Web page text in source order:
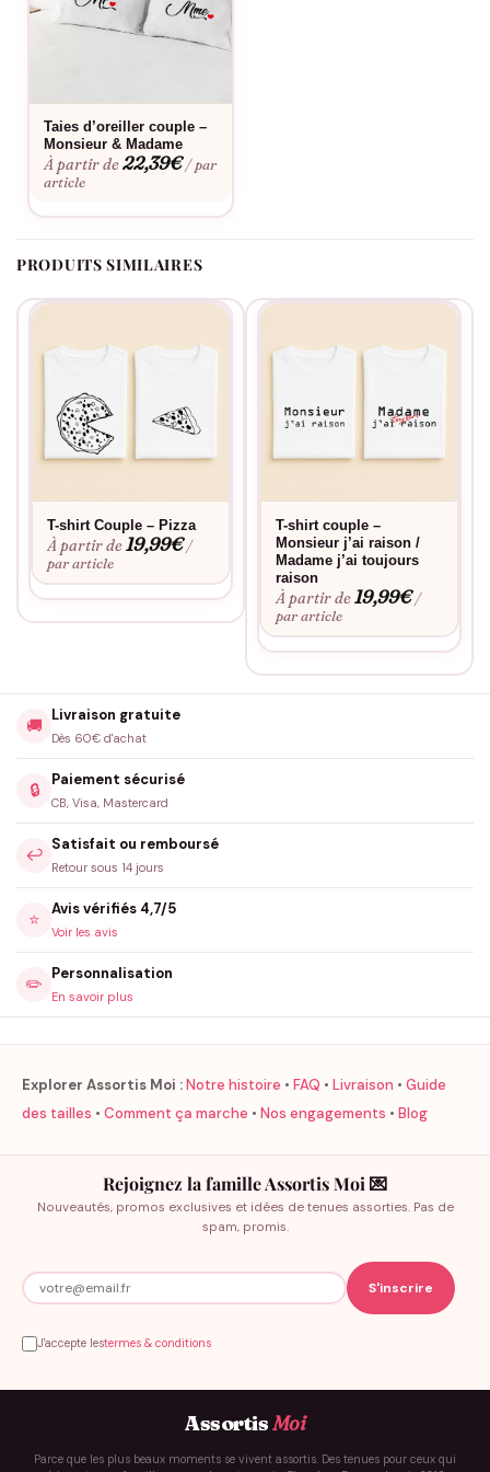
est de mise.
Questions fréquentes
personnalisable ?
Non, les motifs burger et frites sont floqués à l’identique sur
des modèles personnalisables, regardez Latitude Longitude ou
Peut-on choisir qui porte le burger et qui porte les
frites ?
Oui, à préciser en commentaire de commande au moment de
l’achat. Sinon les tailles déterminent par défaut (la plus grande
prend généralement le burger, mais c’est négociable).
Différence avec le t-shirt couple Pizza ?
Même esprit gourmand mais référence culinaire différente. Le
Frites joue sur l’idée du duo complémentaire de deux éléments
distincts. Choisissez selon votre repas fétiche.
Le flocage est-il fait en France ?
Oui, dans notre atelier en France à la commande.
Quel délai de livraison ?
Expédition sous 48h en France métropolitaine : Point Relais
4,99€ ou Colissimo domicile 7,99€. Livraison Point Relais
gratuite dès 60€ d’achat.
Taies d’oreiller couple –
Monsieur & Madame
À partir de22,39€ / par
article
PRODUITS SIMILAIRES
T-shirt Couple – Pizza
À partir de19,99€ /
par article
T-shirt couple –
Monsieur j’ai raison /
Madame j’ai toujours
raison
À partir de19,99€ /
par article
🚚
Livraison gratuite
Dès 60€ d'achat
🔒
Paiement sécurisé
CB, Visa, Mastercard
↩️
Satisfait ou remboursé
Retour sous 14 jours
⭐
Avis vérifiés 4,7/5
Voir les avis
✏️
Personnalisation
En savoir plus
Explorer Assortis Moi :Notre histoire • FAQ • Livraison • Guide
des tailles • Comment ça marche • Nos engagements • Blog
Rejoignez la famille Assortis Moi 💌
Nouveautés, promos exclusives et idées de tenues assorties. Pas de
spam, promis.
J'accepte lestermes & conditions
AssortisMoi
Parce que les plus beaux moments se vivent assortis. Des tenues pour ceux qui